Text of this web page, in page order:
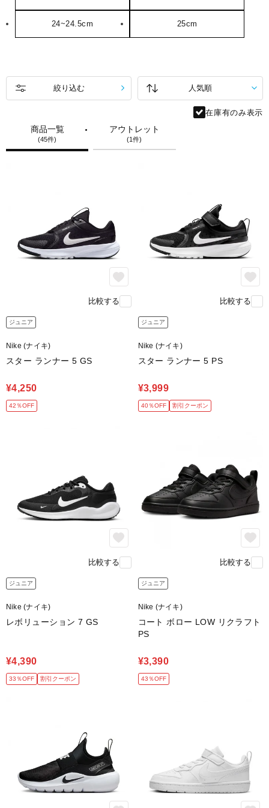
24~24.5cm 25cm
商品一覧
(45件)
アウトレット
(1件)
絞り込む
在庫有のみ表示
比較する
ジュニア
Nike (ナイキ)
スター ランナー 5 GS
¥4,250
42％OFF
比較する
ジュニア
Nike (ナイキ)
スター ランナー 5 PS
¥3,999
40％OFF 割引クーポン
比較する
ジュニア
Nike (ナイキ)
レボリューション 7 GS
¥4,390
33％OFF 割引クーポン
比較する
ジュニア
Nike (ナイキ)
コート ボロー LOW リクラフト
PS
¥3,390
43％OFF